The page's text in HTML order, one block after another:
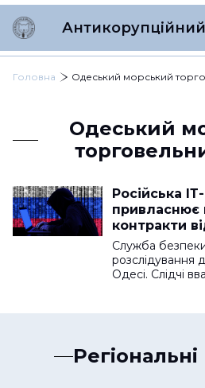
Головна
Одеський
Російська
привласнює
контракти
Служба
розслідування
Одесі. Слідчі